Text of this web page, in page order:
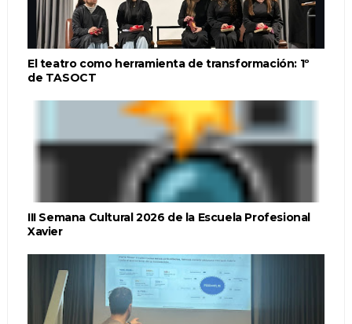
El teatro como herramienta de transformación: 1º
de TASOCT
III Semana Cultural 2026 de la Escuela Profesional
Xavier